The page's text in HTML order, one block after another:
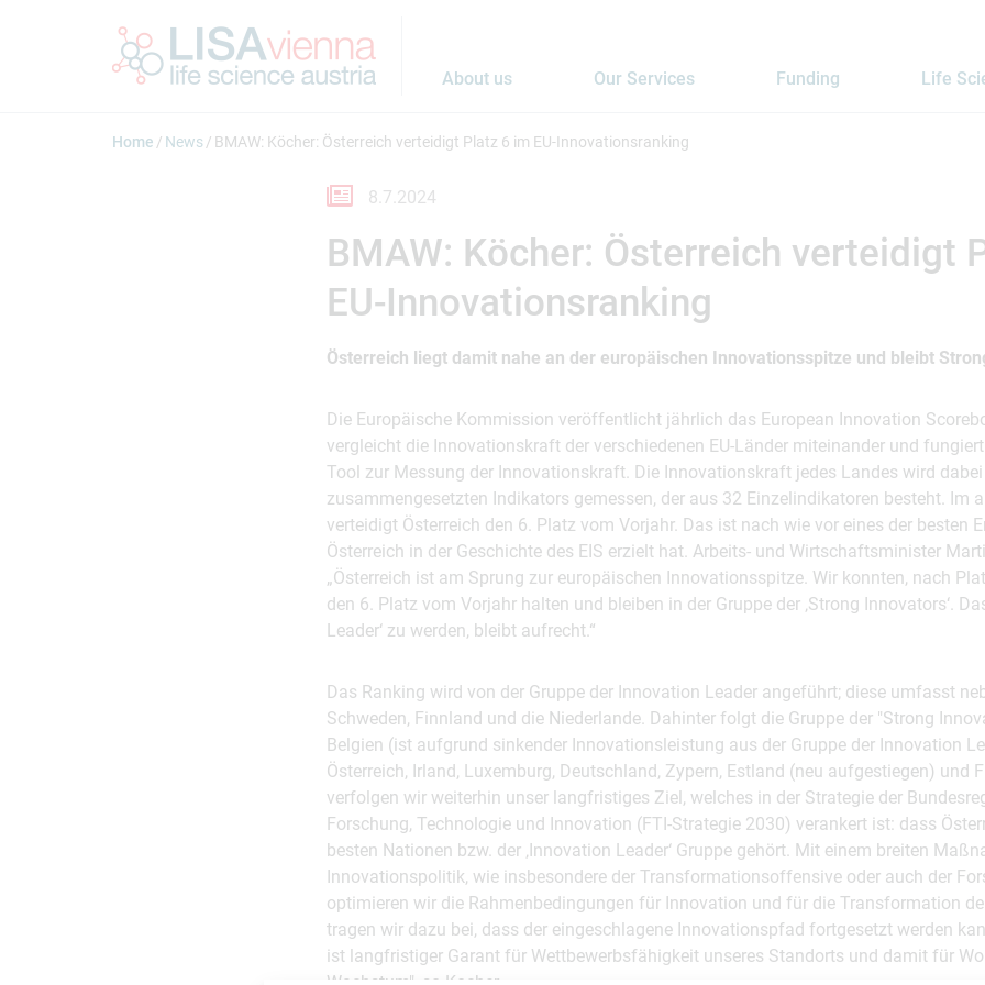
About us Our Services Funding Life
Home News BMAW: Köcher: Österreich verteidigt Platz 6 im EU-Innovationsranking
8.7.2024
BMAW: Köcher: Österreich verteidigt
EU-Innovationsranking
Österreich liegt damit nahe an der europäischen Innovationsspitze und bleibt
Die Europäische Kommission veröffentlicht jährlich das European Innovation
vergleicht die Innovationskraft der verschiedenen EU-Länder miteinander und
Tool zur Messung der Innovationskraft. Die Innovationskraft jedes Landes wird
zusammengesetzten Indikators gemessen, der aus 32 Einzelindikatoren besteht. Im
verteidigt Österreich den 6. Platz vom Vorjahr. Das ist nach wie vor eines der besten
Österreich in der Geschichte des EIS erzielt hat. Arbeits- und Wirtschaftsminister
„Österreich ist am Sprung zur europäischen Innovationsspitze. Wir konnten, nach
den 6. Platz vom Vorjahr halten und bleiben in der Gruppe der ‚Strong Innovators‘.
Leader‘ zu werden, bleibt aufrecht.“
Das Ranking wird von der Gruppe der Innovation Leader angeführt; diese umfasst
Schweden, Finnland und die Niederlande. Dahinter folgt die Gruppe der "Strong
Belgien (ist aufgrund sinkender Innovationsleistung aus der Gruppe der Innovation
Österreich, Irland, Luxemburg, Deutschland, Zypern, Estland (neu aufgestiegen) und
verfolgen wir weiterhin unser langfristiges Ziel, welches in der Strategie der
Forschung, Technologie und Innovation (FTI-Strategie 2030) verankert ist: dass
besten Nationen bzw. der ‚Innovation Leader‘ Gruppe gehört. Mit einem breiten
Innovationspolitik, wie insbesondere der Transformationsoffensive oder auch der
optimieren wir die Rahmenbedingungen für Innovation und für die Transformation
tragen wir dazu bei, dass der eingeschlagene Innovationspfad fortgesetzt werden
ist langfristiger Garant für Wettbewerbsfähigkeit unseres Standorts und damit für